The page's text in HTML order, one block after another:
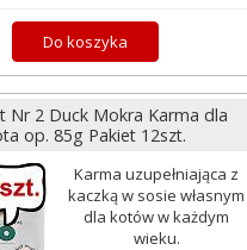
Do koszyka
Nr 2 Duck Mokra Karma dla
op. 85g Pakiet 12szt.
Karma uzupełniająca z
kaczką w sosie własnym
dla kotów w każdym
wieku.